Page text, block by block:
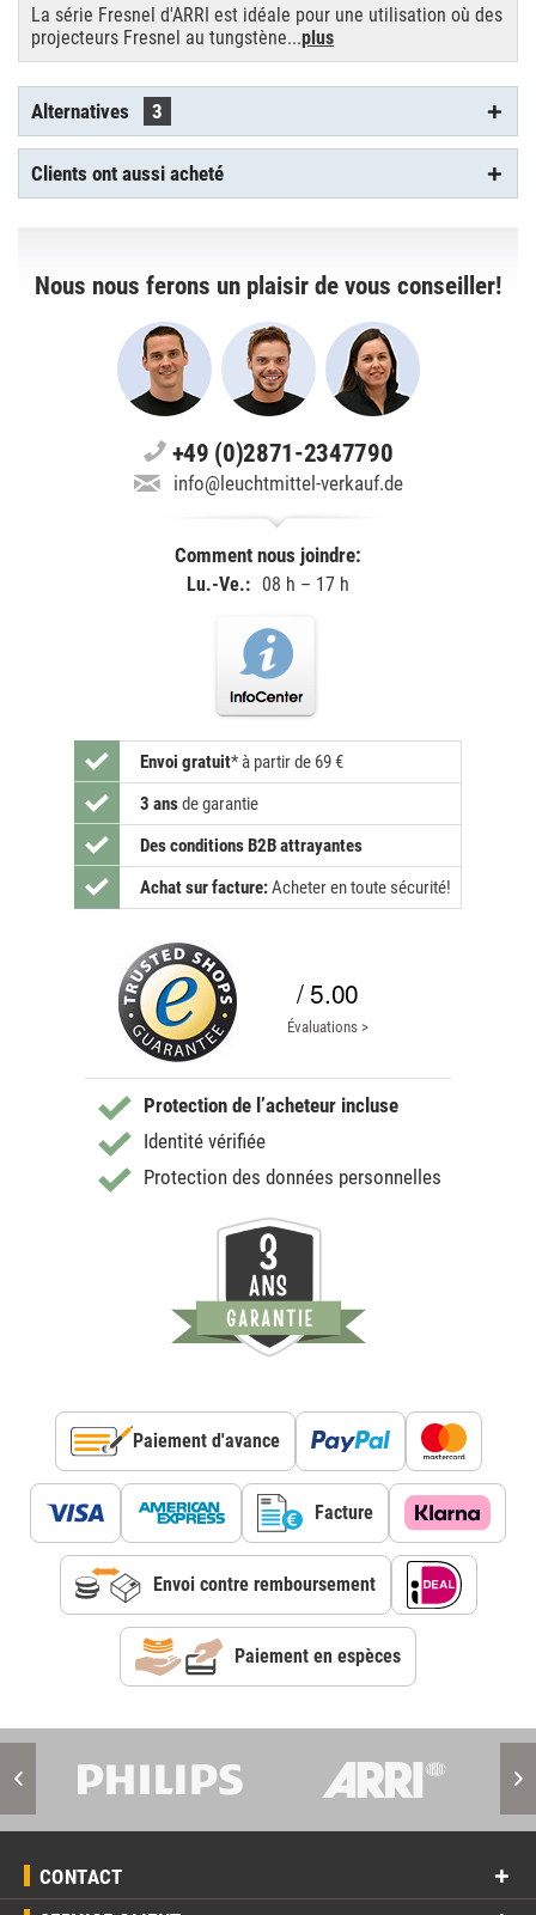
La série Fresnel d'ARRI est idéale pour une utilisation où des
projecteurs Fresnel au tungstène...plus
Alternatives 3
Clients ont aussi acheté
Nous nous ferons un plaisir de vous conseiller!
+49 (0)2871-2347790
info@leuchtmittel-verkauf.de
Comment nous joindre:
Lu.-Ve.: 08 h – 17 h
Envoi gratuit* à partir de 69 €
3 ansde garantie
Des conditions B2B attrayantes
Achat sur facture:Acheter en toute sécurité!
/ 5.00
Évaluations >
Protection de l’acheteur incluse
Identité vérifiée
Protection des données personnelles
Paiement d'avance
Facture
Envoi contre remboursement
Paiement en espèces
CONTACT